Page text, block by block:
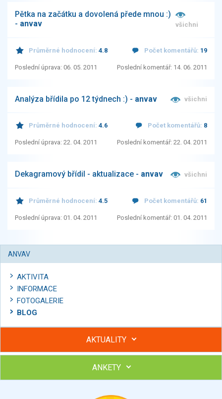
Pětka na začátku a dovolená přede mnou :)
- anvav všichni
Průměrné hodnocení: 4.8 Počet komentářů: 19
Poslední úprava: 06. 05. 2011 Poslední komentář: 14. 06. 2011
Analýza břídila po 12 týdnech :) - anvav všichni
Průměrné hodnocení: 4.6 Počet komentářů: 8
Poslední úprava: 22. 04. 2011 Poslední komentář: 22. 04. 2011
Dekagramový břídil - aktualizace - anvav všichni
Průměrné hodnocení: 4.5 Počet komentářů: 61
Poslední úprava: 01. 04. 2011 Poslední komentář: 01. 04. 2011
ANVAV
AKTIVITA
INFORMACE
FOTOGALERIE
BLOG
AKTUALITY
Hubněte s podporou lektorky a skupiny v kurzech STOBu
Chcete poradit s hubnutím? Najděte si odborníka STOBu ve
ANKETY